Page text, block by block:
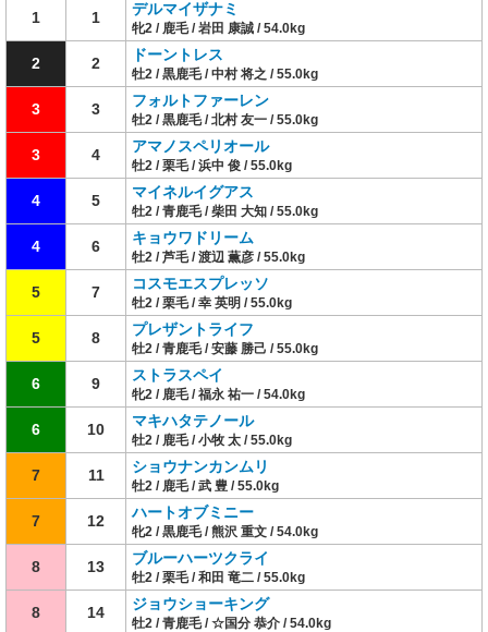
1 1 デルマイザナミ
牝2 / 鹿毛 / 岩田 康誠 / 54.0kg
2 2 ドーントレス
牡2 / 黒鹿毛 / 中村 将之 / 55.0kg
3 3 フォルトファーレン
牡2 / 黒鹿毛 / 北村 友一 / 55.0kg
3 4 アマノスペリオール
牡2 / 栗毛 / 浜中 俊 / 55.0kg
4 5 マイネルイグアス
牡2 / 青鹿毛 / 柴田 大知 / 55.0kg
4 6 キョウワドリーム
牡2 / 芦毛 / 渡辺 薫彦 / 55.0kg
5 7 コスモエスプレッソ
牡2 / 栗毛 / 幸 英明 / 55.0kg
5 8 プレザントライフ
牡2 / 青鹿毛 / 安藤 勝己 / 55.0kg
6 9 ストラスペイ
牝2 / 鹿毛 / 福永 祐一 / 54.0kg
6 10 マキハタテノール
牡2 / 鹿毛 / 小牧 太 / 55.0kg
7 11 ショウナンカンムリ
牡2 / 鹿毛 / 武 豊 / 55.0kg
7 12 ハートオブミニー
牝2 / 黒鹿毛 / 熊沢 重文 / 54.0kg
8 13 ブルーハーツクライ
牡2 / 栗毛 / 和田 竜二 / 55.0kg
8 14 ジョウショーキング
牡2 / 青鹿毛 / ☆国分 恭介 / 54.0kg